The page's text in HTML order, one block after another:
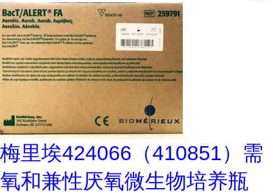
梅里埃424066（410851）需
氧和兼性厌氧微生物培养瓶